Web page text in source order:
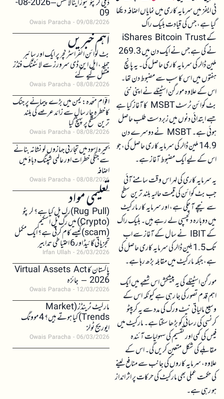
ٹی ایفز میں سرمایہ کاری میں نمایاں اضافہ دیکھا
گیا ہے، جس کی قیادت بلیک راک
کے iShares Bitcoin Trust
نے کی ہے جس نے ایک دن میں 269.3
ملین ڈالر کی سرمایہ کاری حاصل کی۔ یہ پانچ
ہفتوں میں اس کا سب سے مضبوط دن تھا۔
اس کے علاوہ مورگن اسٹینلے نے اپنی نئی
بٹ کوائن ٹرسٹ MSBT کا آغاز کیا ہے
جسے ابتدائی دنوں میں زبردست طلب حاصل
ہوئی ہے۔ MSBT نے دوسرے دن
14.9 ملین ڈالر کی سرمایہ کاری حاصل کی، جو
اس کے لیے ایک مضبوط آغاز ہے۔
یہ سرمایہ کاری کی لہر اس وقت سامنے آئی
جب بٹ کوائن کی قیمت حالیہ بلند ترین سطح
سے نیچے آ چکی ہے، اور سرمایہ کار مارکیٹ
میں دوبارہ دلچسپی لے رہے ہیں۔ بلیک راک
کے IBIT نے سال کے آغاز سے اب
تک 1.5 بلین ڈالر کی سرمایہ کاری حاصل کی
ہے، جبکہ مارکیٹ میں مقابلہ بڑھ رہا ہے۔
مورگن اسٹینلے کی یہ پیشکش اس شعبے میں ایک
اہم قدم تصور کی جا رہی ہے کیونکہ اس کے
وسیع مالیاتی نیٹ ورک کی مدد سے یہ کریپٹو
کرنسی کی رسائی کو بڑھا سکتا ہے۔ مارکیٹ میں
فیس کی کمی اور تقسیم کی سہولیات آئندہ
مقابلے کی شکل متعین کریں گی۔ اس کے
علاوہ، سرمایہ کاروں کی جانب سے منافع لینے
کی حکمت عملی بھی مارکیٹ کی حرکات پر اثر انداز
ہو رہی ہے۔
ڈیلی کرپٹو نیوز اینالائسس – 2026-08-
09
Owais Paracha 09/08/2026
اہم خبریں
بٹ کوائن انفراسٹرکچر پر ایک اور سائبر
حملہ، ایل این ڈی سرورز سے لائٹننگ فنڈز
منتقل کیے گئے
Owais Paracha 08/08/2026
اقوام متحدہ: یمن میں بڑے پیمانے پر جنگ
کا خطرہ چار سال سے زائد عرصے کی بلند
ترین سطح پر پہنچ گیا
Owais Paracha 08/08/2026
بحیرہ اسود میں تجارتی جہازوں کو نشانہ بنانے
سے جنگی خطرات اور عالمی شپنگ دباؤ میں
اضافہ
Owais Paracha 08/08/2026
تعلیمی مواد(Rug Pull)رگ پل کیا ہے؟ کرپٹو
(Crypto) میں رگ پل اسکیم
(scam)کیسے کام کرتی ہے؟ ایک مکمل
تجزیاتی گائیڈ اور 6 احتیاطی تدابیر
Irfan Ullah 26/03/2026
پاکستان کا Virtual Assets Act
2026 – جائزہ
Owais Paracha 12/03/2026
مارکیٹ ٹرینڈز (Market
Trends) کیا ہوتے ہیں؟ 4 موونگ
ایوریج ٹولز
Owais Paracha 06/03/2026